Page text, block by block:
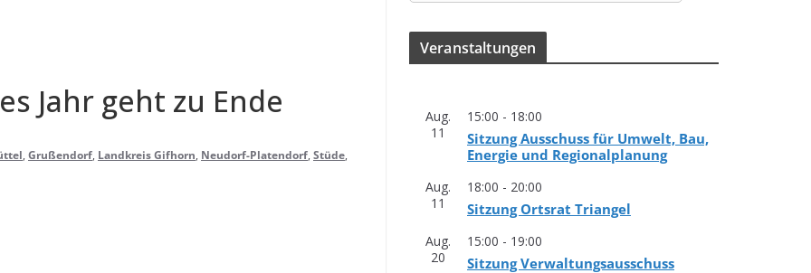
Jahr geht zu Ende
, Grußendorf, Landkreis Gifhorn, Neudorf-Platendorf, Stüde,
Ver­an­stal­tun­gen
Aug.
11
15:00 - 18:00
Sit­zung Aus­schuss für Umwelt, Bau,
Ener­gie und Regionalplanung
Aug.
11
18:00 - 20:00
Sit­zung Orts­rat Triangel
Aug.
20
15:00 - 19:00
Sit­zung Verwaltungsausschuss